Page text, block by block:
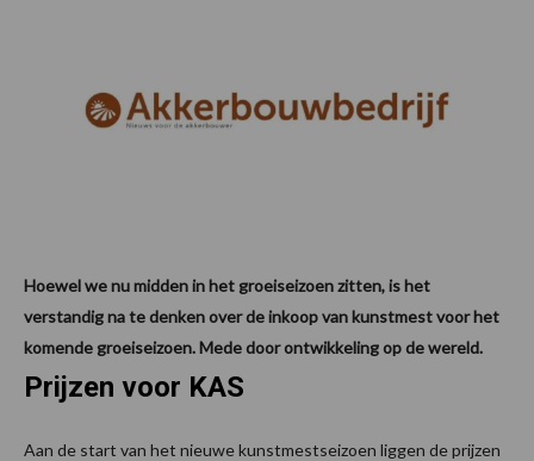
Hoewel we nu midden in het groeiseizoen zitten, is het
verstandig na te denken over de inkoop van kunstmest voor het
komende groeiseizoen. Mede door ontwikkeling op de wereld.
Prijzen voor KAS
Aan de start van het nieuwe kunstmestseizoen liggen de prijzen